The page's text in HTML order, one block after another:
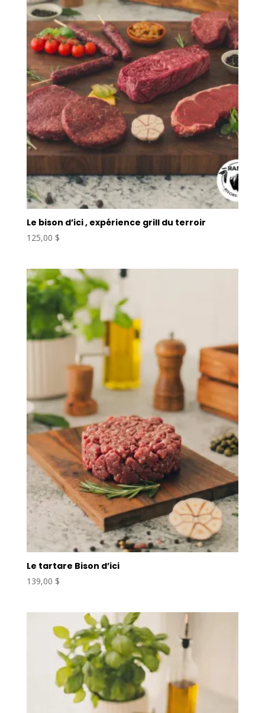
Le bison d’ici , expérience grill du terroir
125,00 $
Le tartare Bison d’ici
139,00 $